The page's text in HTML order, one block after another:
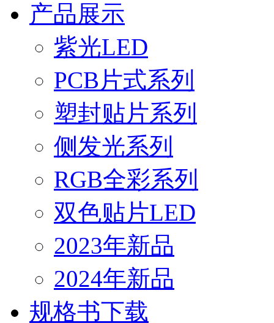
产品展示
紫光LED
PCB片式系列
塑封贴片系列
侧发光系列
RGB全彩系列
双色贴片LED
2023年新品
2024年新品
规格书下载